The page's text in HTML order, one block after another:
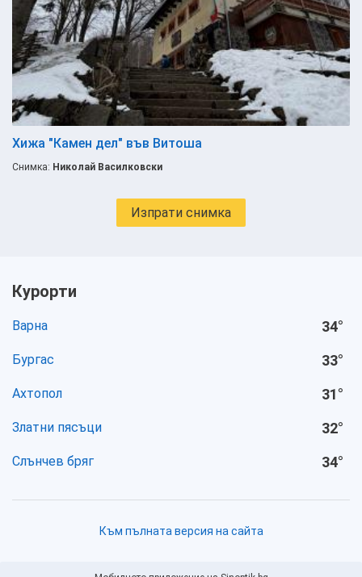
Хижа "Камен дел" във Витоша
Снимка: Николай Василковски
Изпрати снимка
Курорти
Варна 34°
Бургас 33°
Ахтопол 31°
Златни пясъци 32°
Слънчев бряг 34°
Към пълната версия на сайта